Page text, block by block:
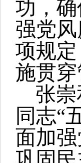
功，
强党
项规
施贯
张
同志“
面加